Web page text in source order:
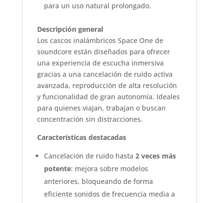
para un uso natural prolongado.
Descripción general
Los cascos inalámbricos Space One de
soundcore están diseñados para ofrecer
una experiencia de escucha inmersiva
gracias a una cancelación de ruido activa
avanzada, reproducción de alta resolución
y funcionalidad de gran autonomía. Ideales
para quienes viajan, trabajan o buscan
concentración sin distracciones.
Características destacadas
Cancelación de ruido hasta 2 veces más
potente: mejora sobre modelos
anteriores, bloqueando de forma
eficiente sonidos de frecuencia media a